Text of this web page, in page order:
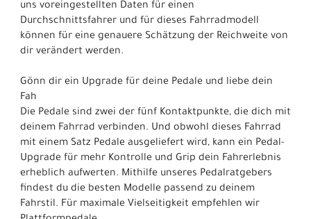
uns voreingestellten Daten für einen
Durchschnittsfahrer und für dieses Fahrradmodell
können für eine genauere Schätzung der Reichweite von
dir verändert werden.
Gönn dir ein Upgrade für deine Pedale und liebe dein
Fah
Die Pedale sind zwei der fünf Kontaktpunkte, die dich mit
deinem Fahrrad verbinden. Und obwohl dieses Fahrrad
mit einem Satz Pedale ausgeliefert wird, kann ein Pedal-
Upgrade für mehr Kontrolle und Grip dein Fahrerlebnis
erheblich aufwerten. Mithilfe unseres Pedalratgebers
findest du die besten Modelle passend zu deinem
Fahrstil. Für maximale Vielseitigkeit empfehlen wir